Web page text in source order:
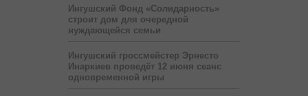
Ингушский Фонд «Солидарность»
строит дом для очередной
нуждающейся семьи
Ингушский гроссмейстер Эрнесто
Инаркиев проведёт 12 июня сеанс
одновременной игры